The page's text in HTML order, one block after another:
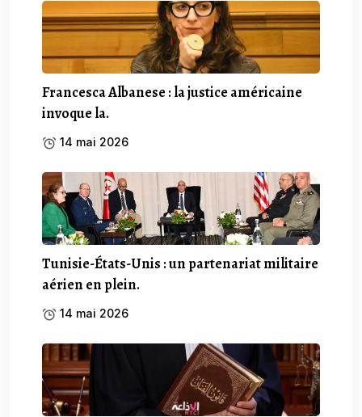
Francesca Albanese : la justice américaine
invoque la.
14 mai 2026
Tunisie-États-Unis : un partenariat militaire
aérien en plein.
14 mai 2026